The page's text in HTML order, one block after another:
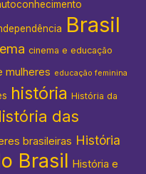
Brasil
cinema e educação
mulheres educação feminina
história História da
das
brasileiras História
Brasil História e